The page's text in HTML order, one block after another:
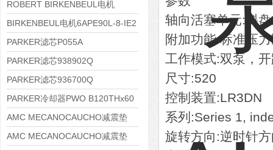
8APE90S-4 IE3
ROBERT BIRKENBEUL电机
8APE80M-2K-IE3
BIRKENBEUL电机6APE90L-8-IE2
PARKER滤芯P055A
PARKER滤芯938902Q
PARKER滤芯936700Q
PARKER冷却器PWO B120THx60
AMC MECANOCAUCHO减震垫
138552
AMC MECANOCAUCHO减震垫
轴向活塞单元:斜
附加功能:标准压
工作模式:双泵，
尺寸:520
控制装置:LR3DN
系列:Series 1,
旋转方向:逆时针